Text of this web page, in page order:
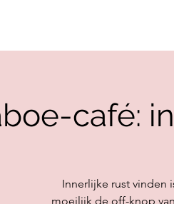
café:
Innerlijke rust vinden
moeilijk de off-knop